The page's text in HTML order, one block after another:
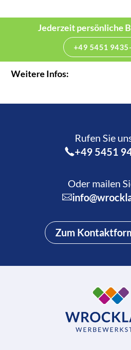
Jederzeit persönliche
+49 5451
Weitere Infos:
Rufen Sie
+49 5451
Oder mailen
Zum